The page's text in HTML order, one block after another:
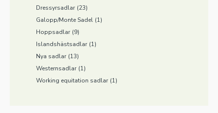
Dressyrsadlar (23)
Galopp/Monte Sadel (1)
Hoppsadlar (9)
Islandshästsadlar (1)
Nya sadlar (13)
Westernsadlar (1)
Working equitation sadlar (1)